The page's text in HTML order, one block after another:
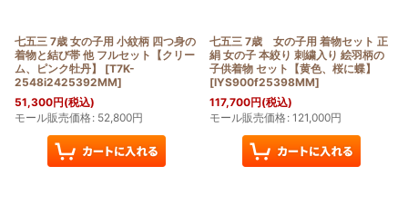
七五三 7歳 女の子用 小紋柄 四つ身の
着物と結び帯 他 フルセット【クリー
ム、ピンク牡丹】
[T7K-
2548i2425392MM]
51,300円(税込)
モール販売価格: 52,800円
七五三 7歳 女の子用 着物セット 正
絹 女の子 本絞り 刺繍入り 絵羽柄の
子供着物 セット【黄色、桜に蝶】
[IYS900f25398MM]
117,700円(税込)
モール販売価格: 121,000円